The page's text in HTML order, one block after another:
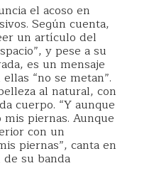
el acoso en
Según cuenta,
un artículo del
y pese a su
es un mensaje
“no se metan”.
al natural, con
cuerpo. “Y aunque
piernas. Aunque
con un
piernas”, canta en
de su banda